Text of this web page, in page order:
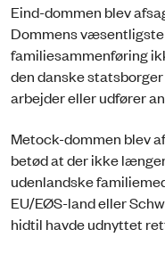
Eind-dommen blev
Dommens
familiesammenføring
den danske
arbejder eller udfører
Metock-dommen blev
betød at der ikke
udenlandske
EU/EØS-land eller
hidtil havde udnyttet